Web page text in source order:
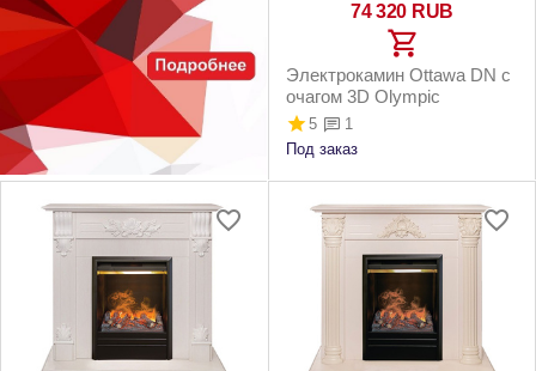
74 320 RUB
Электрокамин Ottawa DN с
очагом 3D Olympic
5
1
Под заказ